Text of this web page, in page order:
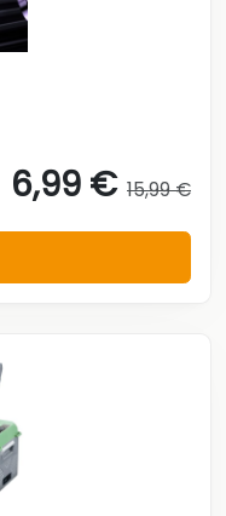
6,99 € 15,99 €